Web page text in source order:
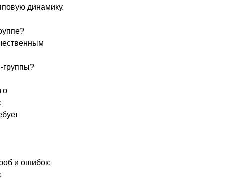
динамику.
группы?
и ошибок;